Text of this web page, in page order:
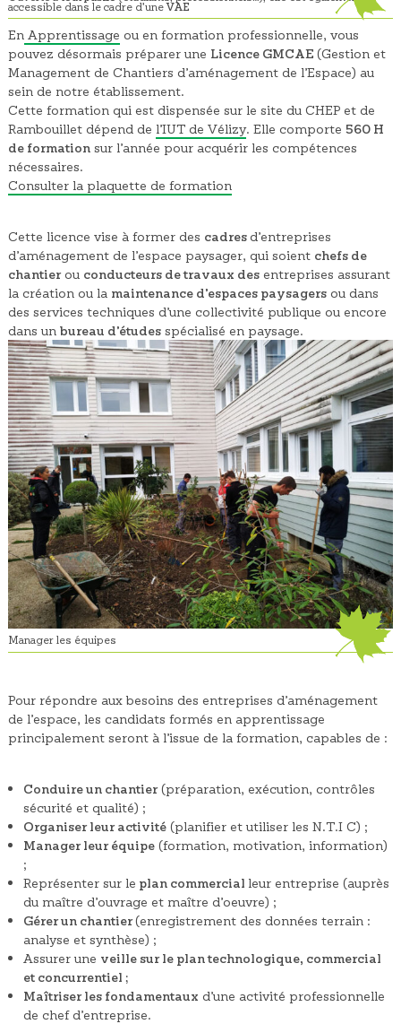
accessible dans le cadre d’uneVAE
EnApprentissage ou en formation professionnelle, vous
pouvez désormais préparer une Licence GMCAE (Gestion et
Management de Chantiers d’aménagement de l’Espace) au
sein de notre établissement.
Cette formation qui est dispensée sur le site du CHEP et de
Rambouillet dépend de l’IUT de Vélizy. Elle comporte 560 H
de formationsur l’année pour acquérir les compétences
nécessaires.
Consulter la plaquette de formation
Cette licence vise à former des cadresd’entreprises
d’aménagement de l’espace paysager, qui soient chefs de
chantierou conducteurs de travaux desentreprises assurant
la création ou la maintenance d’espaces paysagersou dans
des services techniques d’une collectivité publique ou encore
dans un bureau d’étudesspécialisé en paysage.
Manager les équipes
Pour répondre aux besoins des entreprises d’aménagement
de l’espace, les candidats formés en apprentissage
principalement seront à l’issue de la formation, capables de :
Conduire un chantier(préparation, exécution, contrôles
sécurité et qualité) ;
Organiser leur activité (planifier et utiliser les N.T.I C) ;
Manager leur équipe (formation, motivation, information)
;
Représenter sur le plan commercial leur entreprise (auprès
du maître d’ouvrage et maître d’oeuvre) ;
Gérer un chantier(enregistrement des données terrain :
analyse et synthèse) ;
Assurer une veille sur le plan technologique, commercial
et concurrentiel ;
Maîtriser les fondamentaux d’une activité professionnelle
de chef d’entreprise.